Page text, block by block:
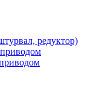
редуктор)